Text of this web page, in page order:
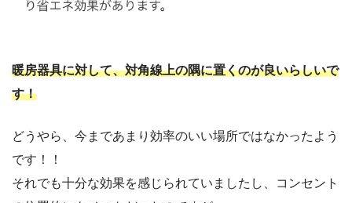
暖房器具に対して、対角線上の隅に置くのが良いらしいで
す！
どうやら、今まであまり効率のいい場所ではなかったよう
です！！
それでも十分な効果を感じられていましたし、コンセント